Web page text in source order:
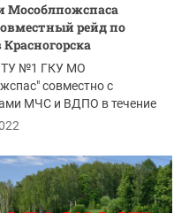
Мособлпожспаса
рейд по
ТУ №1 ГКУ МО
совместно с
МЧС и ВДПО в течение
провели...